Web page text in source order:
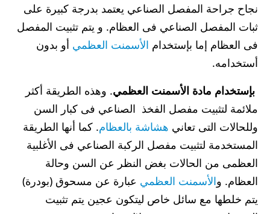
نجاح جراحة المفصل الصناعي يعتمد بدرجة كبيرة على
ثبات المفصل الصناعي فى العظام. و يتم تثبيت المفصل
فى العظام إما بإستخدام الأسمنت العظمي أو بدون
أستخدامه.
بإستخدام مادة الأسمنت العظمي. وهذه الطريقة أكثر
ملائمة لتثبيت مفصل الفخذ الصناعي فى كبار السن
وللحالات التى تعاني هشاشة بالعظام. كما أنها الطريقة
المستخدمة لتثبيت مفصل الركبة الصناعي فى الأغلبية
العظمى من الحالات بغض النظر عن السن وحالة
العظام. والأسمنت العظمي عبارة عن مسحوق (بودرة)
يتم خلطها مع سائل خاص ليتكون عجين يتم تثبيت